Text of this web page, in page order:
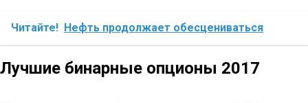
Читайте! Нефть продолжает обесцениваться
Лучшие бинарные опционы 2017